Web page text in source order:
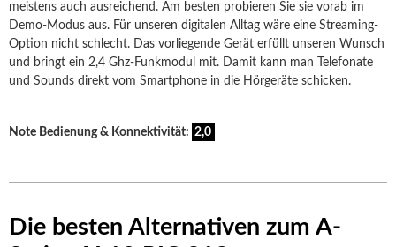
meistens auch ausreichend. Am besten probieren Sie sie vorab im
Demo-Modus aus. Für unseren digitalen Alltag wäre eine Streaming-
Option nicht schlecht. Das vorliegende Gerät erfüllt unseren Wunsch
und bringt ein 2,4 Ghz-Funkmodul mit. Damit kann man Telefonate
und Sounds direkt vom Smartphone in die Hörgeräte schicken.
Note Bedienung & Konnektivität: 2,0
Die besten Alternativen zum A-